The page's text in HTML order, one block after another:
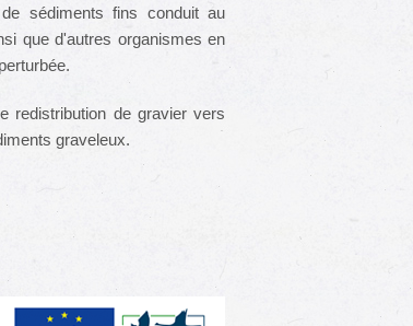
sédiments fins conduit au
que d'autres organismes en
redistribution de gravier vers
graveleux.